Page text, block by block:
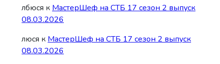
лбюся к МастерШеф на СТБ 17 сезон 2 выпуск
08.03.2026
люся к МастерШеф на СТБ 17 сезон 2 выпуск
08.03.2026